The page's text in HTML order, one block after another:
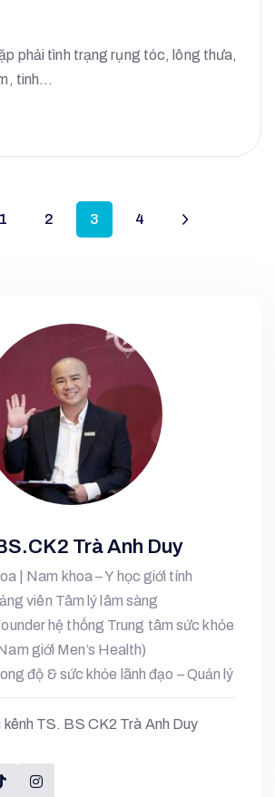
phải tình trạng rụng tóc, lông thưa,
tinh…
1 2 3 4
Trà Anh Duy
| Nam khoa – Y học giới tính
viên Tâm lý lâm sàng
hệ thống Trung tâm sức khỏe
giới Men’s Health)
độ & sức khỏe lãnh đạo – Quản lý
kênh TS. BS CK2 Trà Anh Duy